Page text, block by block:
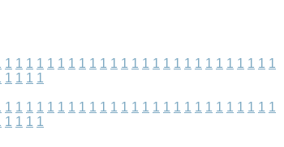
1 1 1 1 1 1 1 1 1 1 1 1 1 1 1 1 1 1 1 1 1 1 1 1 1 1
1 1 1 1
1 1 1 1 1 1 1 1 1 1 1 1 1 1 1 1 1 1 1 1 1 1 1 1 1 1
1 1 1 1